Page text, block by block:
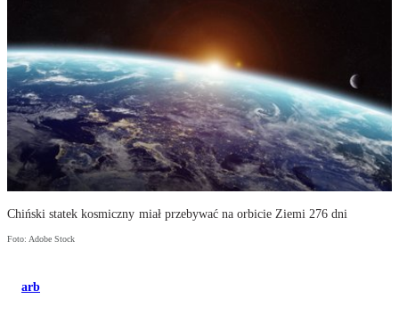
Chiński statek kosmiczny miał przebywać na orbicie Ziemi 276 dni
Foto: Adobe Stock
arb